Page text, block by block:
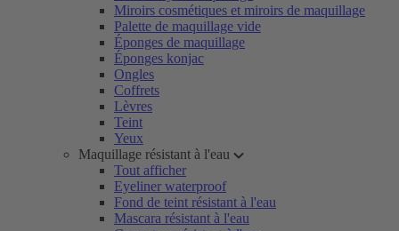
Miroirs cosmétiques et miroirs de maquillage
Palette de maquillage vide
Éponges de maquillage
Éponges konjac
Ongles
Coffrets
Lèvres
Teint
Yeux
Maquillage résistant à l'eau
Tout afficher
Eyeliner waterproof
Fond de teint résistant à l'eau
Mascara résistant à l'eau